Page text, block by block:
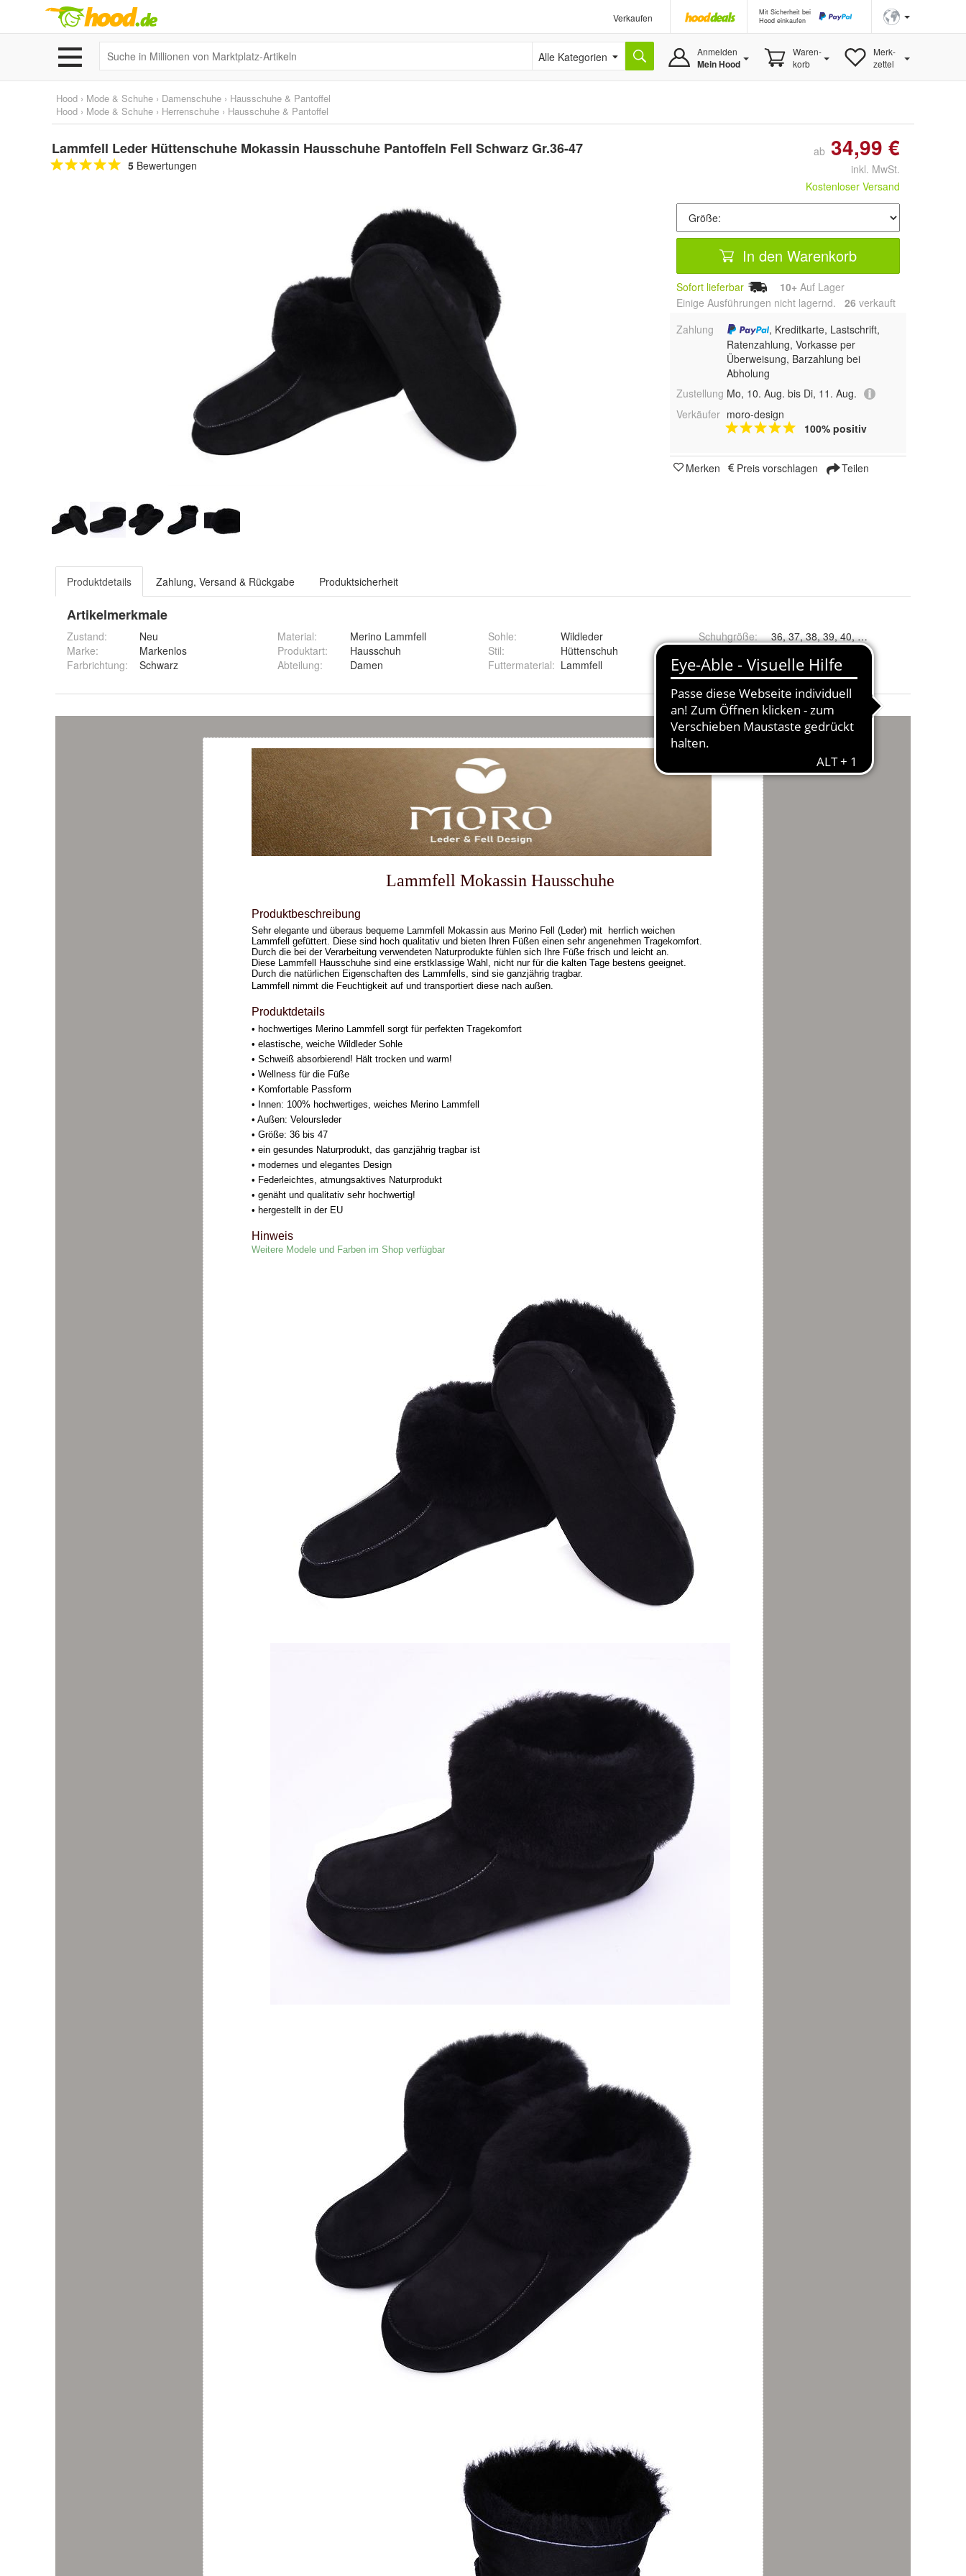
Verkaufen
Mit Sicherheit bei
Hood einkaufen
Alle Kategorien Anmelden
Mein Hood
Waren-
korb
Merk-
zettel
Hood › Mode & Schuhe › Damenschuhe › Hausschuhe & Pantoffel
Hood › Mode & Schuhe › Herrenschuhe › Hausschuhe & Pantoffel
Lammfell Leder Hüttenschuhe Mokassin Hausschuhe Pantoffeln Fell Schwarz Gr.36-47
5 Bewertungen
ab 34,99 €
inkl. MwSt.
Kostenloser Versand
In den Warenkorb
Sofort lieferbar 10+ Auf Lager
Einige Ausführungen nicht lagernd. 26 verkauft
Zahlung
, Kreditkarte, Lastschrift,
Ratenzahlung, Vorkasse per
Überweisung, Barzahlung bei
Abholung
Zustellung Mo, 10. Aug. bis Di, 11. Aug.
Verkäufer moro-design
100% positiv
Merken Preis vorschlagen Teilen
Produktdetails Zahlung, Versand & Rückgabe Produktsicherheit
Artikelmerkmale
Zustand:
Neu
Marke:
Markenlos
Farbrichtung: Schwarz
Material:
Merino Lammfell
Produktart:
Hausschuh
Abteilung: Damen
Sohle:
Wildleder
Stil:
Hüttenschuh
Futtermaterial: Lammfell
Schuhgröße:
36, 37, 38, 39, 40, 41, 42, 43, 44, 45, 46,
Größe: